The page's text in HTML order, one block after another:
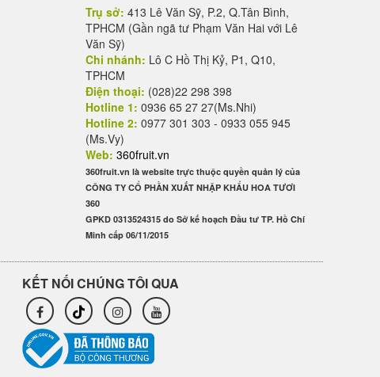
Trụ sở: 413 Lê Văn Sỹ, P.2, Q.Tân Bình,
TPHCM (Gần ngã tư Phạm Văn Hai với Lê
Văn Sỹ)
Chi nhánh: Lô C Hồ Thị Kỷ, P1, Q10,
TPHCM
Điện thoại: (028)22 298 398
Hotline 1: 0936 65 27 27(Ms.Nhi)
Hotline 2: 0977 301 303 - 0933 055 945
(Ms.Vy)
Web: 360fruit.vn
360fruit.vn là website trực thuộc quyền quản lý của
CÔNG TY CỔ PHẦN XUẤT NHẬP KHẨU HOA TƯƠI
360
GPKD 0313524315 do Sở kế hoạch Đầu tư TP. Hồ Chí
Minh cấp 06/11/2015
KẾT NỐI CHÚNG TÔI QUA